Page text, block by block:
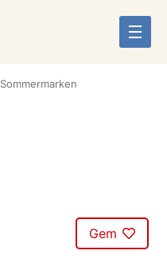
Sommermarken
Gem